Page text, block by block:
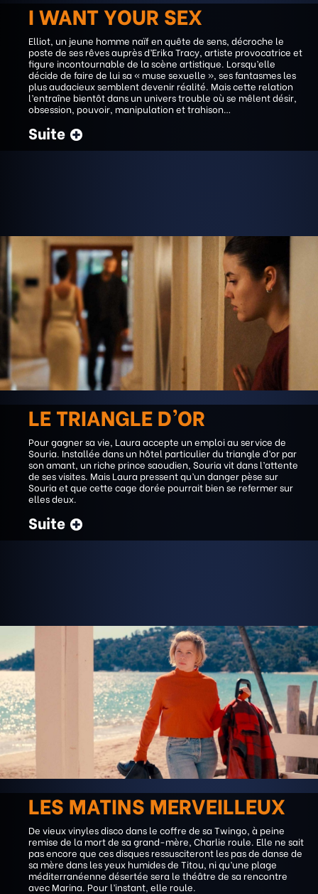
I WANT YOUR SEX
Elliot, un jeune homme naïf en quête de sens, décroche le
poste de ses rêves auprès d’Erika Tracy, artiste provocatrice et
figure incontournable de la scène artistique. Lorsqu’elle
décide de faire de lui sa « muse sexuelle », ses fantasmes les
plus audacieux semblent devenir réalité. Mais cette relation
l’entraîne bientôt dans un univers trouble où se mêlent désir,
obsession, pouvoir, manipulation et trahison…
Suite
LE TRIANGLE D’OR
Pour gagner sa vie, Laura accepte un emploi au service de
Souria. Installée dans un hôtel particulier du triangle d’or par
son amant, un riche prince saoudien, Souria vit dans l’attente
de ses visites. Mais Laura pressent qu’un danger pèse sur
Souria et que cette cage dorée pourrait bien se refermer sur
elles deux.
Suite
LES MATINS MERVEILLEUX
De vieux vinyles disco dans le coffre de sa Twingo, à peine
remise de la mort de sa grand-mère, Charlie roule. Elle ne sait
pas encore que ces disques ressusciteront les pas de danse de
sa mère dans les yeux humides de Titou, ni qu’une plage
méditerranéenne désertée sera le théâtre de sa rencontre
avec Marina. Pour l’instant, elle roule.